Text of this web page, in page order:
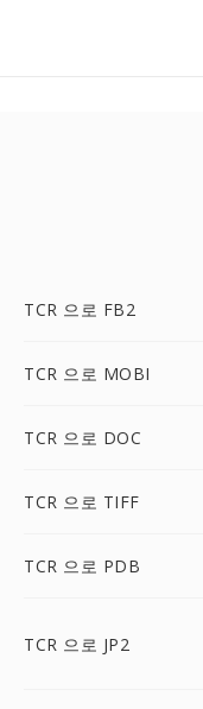
TCR 으로 FB2
TCR 으로 MOBI
TCR 으로 DOC
TCR 으로 TIFF
TCR 으로 PDB
TCR 으로 JP2